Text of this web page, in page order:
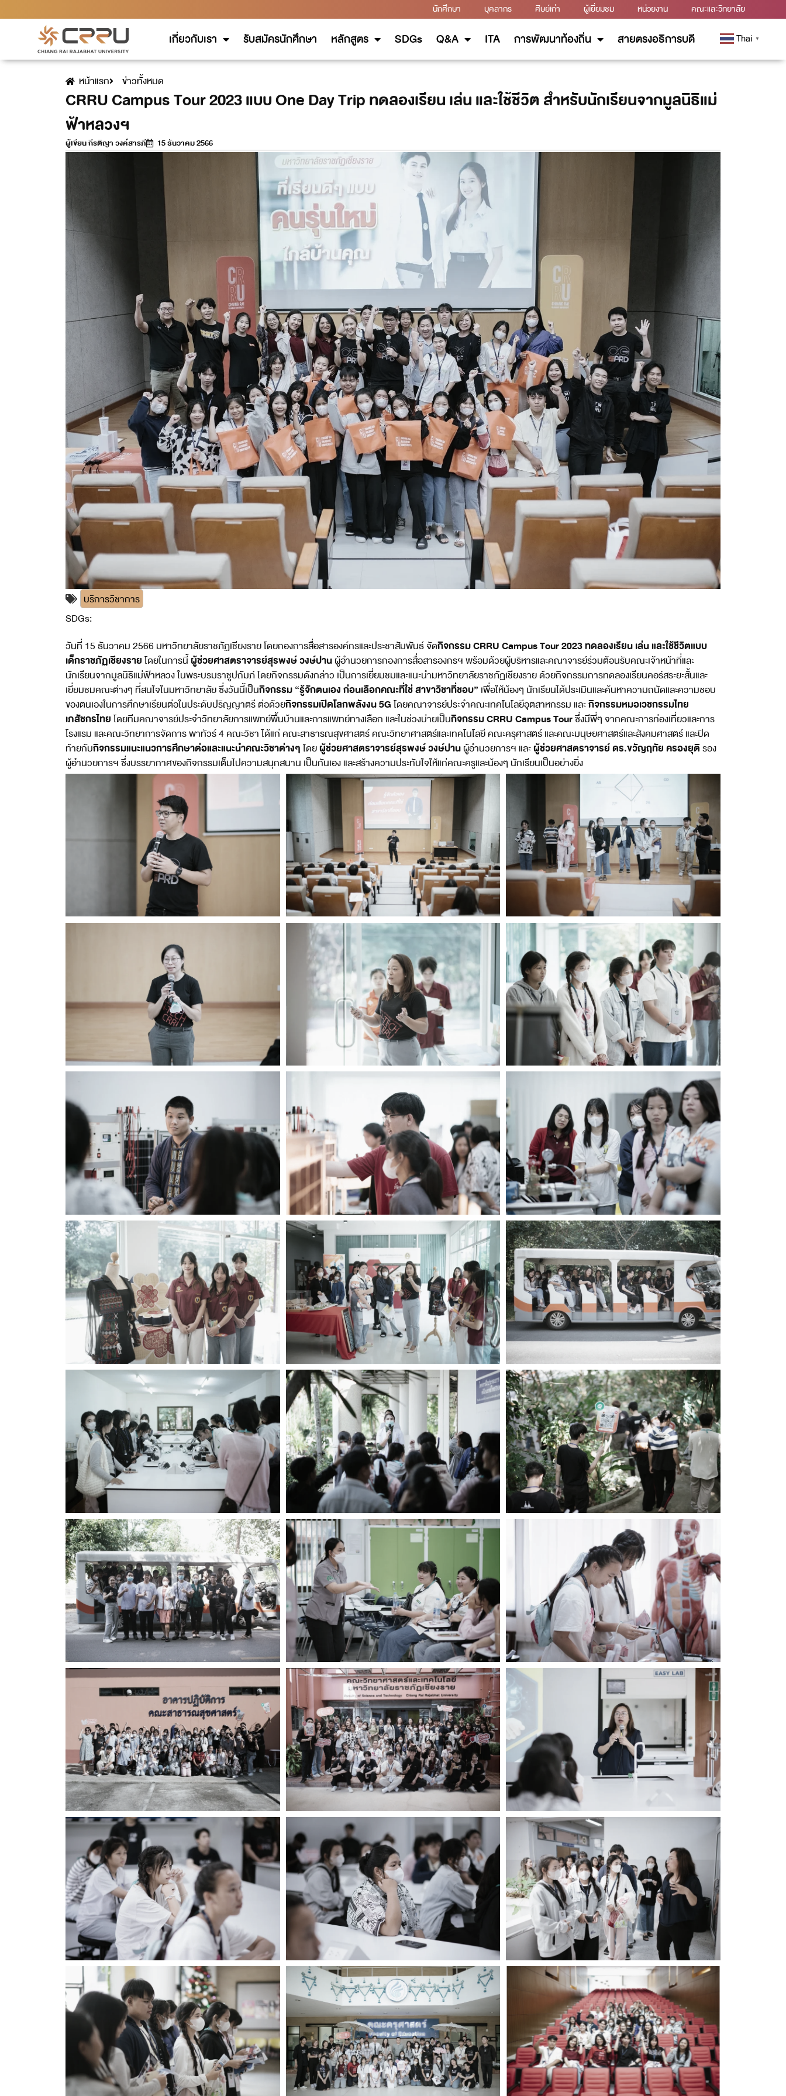
นักศึกษา บุคลากร ศิษย์เก่า ผู้เยี่ยมชม หน่วยงาน คณะและวิทยาลัย
เกี่ยวกับเรา รับสมัครนักศึกษา หลักสูตร SDGs Q&A ITA การพัฒนาท้องถิ่น สายตรงอธิการบดี Thai ▼
หน้าแรก ข่าวทั้งหมด
CRRU Campus Tour 2023 แบบ One Day Trip ทดลองเรียน เล่น และใช้ชีวิต สำหรับนักเรียนจากมูลนิธิแม่
ฟ้าหลวงฯ
ผู้เขียนกีรติญา วงค์สารภี 15 ธันวาคม 2566
บริการวิชาการ
SDGs:
วันที่ 15 ธันวาคม 2566 มหาวิทยาลัยราชภัฏเชียงราย โดยกองการสื่อสารองค์กรและประชาสัมพันธ์ จัดกิจกรรม CRRU Campus Tour 2023 ทดลองเรียน เล่น และใช้ชีวิตแบบ
เด็กราชภัฏเชียงรายโดยในการนี้ผู้ช่วยศาสตราจารย์สุรพงษ์ วงษ์ปานผู้อำนวยการกองการสื่อสารองกรฯ พร้อมด้วยผู้บริหารและคณาจารย์ร่วมต้อนรับคณะเจ้าหน้าที่และ
นักเรียนจากมูลนิธิแม่ฟ้าหลวง ในพระบรมราชูปถัมภ์ โดยกิจกรรมดังกล่าว เป็นการเยี่ยมชมและแนะนำมหาวิทยาลัยราชภัฏเชียงราย ด้วยกิจกรรมการทดลองเรียนคอร์สระยะสั้นและ
เยี่ยมชมคณะต่างๆ ที่สนใจในมหาวิทยาลัย ซึ่งวันนี้เป็นกิจกรรม “รู้จักตนเอง ก่อนเลือกคณะที่ใช่ สาขาวิชาที่ชอบ” เพื่อให้น้องๆ นักเรียนได้ประเมินและค้นหาความถนัดและความชอบ
ของตนเองในการศึกษาเรียนต่อในประดับปริญญาตรี ต่อด้วยกิจกรรมเปิดโลกพลังงน 5Gโดยคณาจารย์ประจำคณะเทคโนโลยีอุตสาหกรรม และกิจกรรมหมอเวชกรรมไทย
เภสัชกรไทยโดยทีมคณาจารย์ประจำวิทยาลัยการแพทย์พื้นบ้านและการแพทย์ทางเลือก และในช่วงบ่ายเป็นกิจกรรม CRRU Campus Tourซึ่งมีพี่ๆ จากคณะการท่องเที่ยวและการ
โรงแรม และคณะวิทยาการจัดการ พาทัวร์ 4 คณะวิชา ได้แก่ คณะสาธารณสุขศาสตร์ คณะวิทยาศาสตร์และเทคโนโลยี คณะครุศาสตร์ และคณะมนุษยศาสตร์และสังคมศาสตร์ และปิด
ท้ายกับกิจกรรมแนะแนวการศึกษาต่อและแนะนำคณะวิชาต่างๆโดยผู้ช่วยศาสตราจารย์สุรพงษ์ วงษ์ปานผู้อำนวยการฯ และผู้ช่วยศาสตราจารย์ ดร.ขวัญฤทัย ครองยุติรอง
ผู้อำนวยการฯ ซึ่งบรรยากาศของกิจกรรมเต็มไปความสนุกสนาน เป็นกันเอง และสร้างความประทับใจให้แก่คณะครูและน้องๆ นักเรียนเป็นอย่างยิ่ง